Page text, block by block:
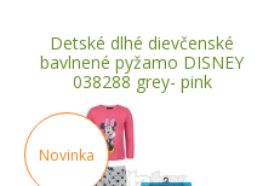
Detské dlhé dievčenské
bavlnené pyžamo DISNEY
038288 grey- pink
Novinka